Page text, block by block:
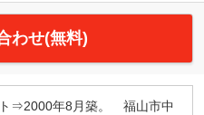
わせ(無料)
⇒2000年8月築。 福山市中